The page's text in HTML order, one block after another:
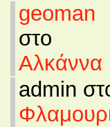
geoman
στο
Αλκάννα
admin